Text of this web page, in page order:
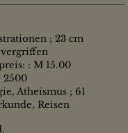
; 23 cm
vergriffen
: M 15.00
2500
Atheismus ; 61
Reisen